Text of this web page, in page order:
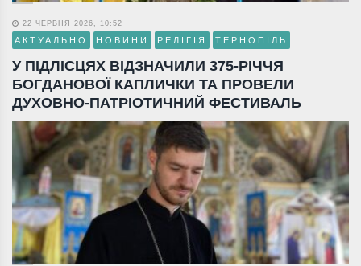
22 ЧЕРВНЯ 2026, 10:52
АКТУАЛЬНО НОВИНИ РЕЛІГІЯ ТЕРНОПІЛЬ
У ПІДЛІСЦЯХ ВІДЗНАЧИЛИ 375-РІЧЧЯ
БОГДАНОВОЇ КАПЛИЧКИ ТА ПРОВЕЛИ
ДУХОВНО-ПАТРІОТИЧНИЙ ФЕСТИВАЛЬ